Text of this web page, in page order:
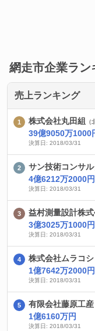
網走市企業ラン
売上ランキング
株式会社丸田組 （
39億9050万1000
決算日: 2018/03/31
サン技術コンサ
4億6212万2000円
決算日: 2018/03/31
益村測量設計株
3億3025万1000円
決算日: 2018/03/31
株式会社ムラコシ
1億7642万2000円
決算日: 2018/03/31
有限会社藤原工産
1億6160万円
決算日: 2018/03/31